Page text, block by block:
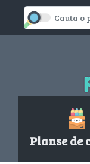
Planse de